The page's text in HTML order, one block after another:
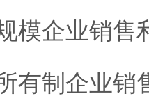
模企业销售
有制企业销